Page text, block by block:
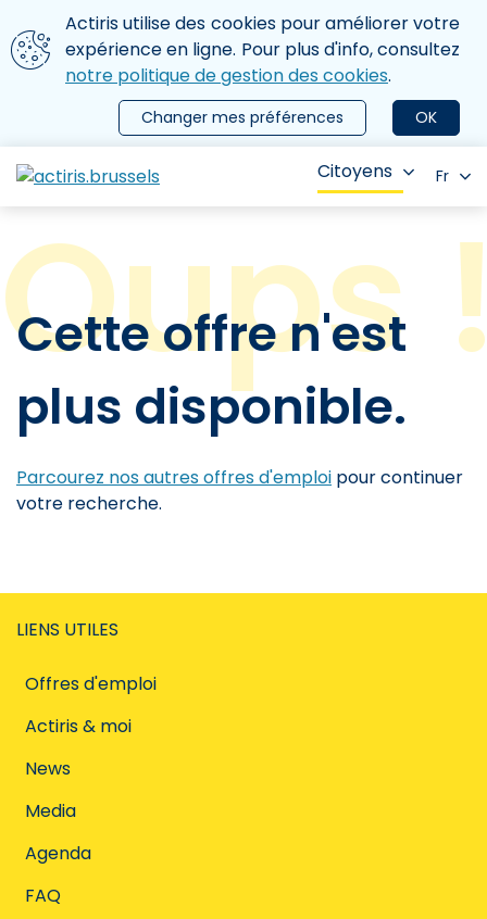
Aller au contenu principal
Nous utilisons des cookies
Actiris utilise des cookies pour améliorer votre
expérience en ligne. Pour plus d'info, consultez
notre politique de gestion des cookies.
OK
Changer mes préférences
le menu
Citoyens Fr
Cette offre n'est
plus disponible.
Parcourez nos autres offres d'emploi pour continuer
votre recherche.
LIENS UTILES
Offres d'emploi
Actiris & moi
News
Media
Agenda
FAQ